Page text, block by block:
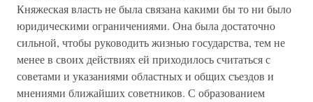
Княжеская власть не была связана какими бы то ни было
юридическими ограничениями. Она была достаточно
сильной, чтобы руководить жизнью государства, тем не
менее в своих действиях ей приходилось считаться с
советами и указаниями областных и общих съездов и
мнениями ближайших советников. С образованием